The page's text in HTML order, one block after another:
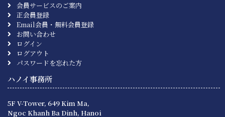
会員サービスのご案内
正会員登録
Email会員・無料会員登録
お問い合わせ
ログイン
ログアウト
パスワードを忘れた方
ハノイ事務所
5F V-Tower, 649 Kim Ma,
Ngoc Khanh Ba Dinh, Hanoi